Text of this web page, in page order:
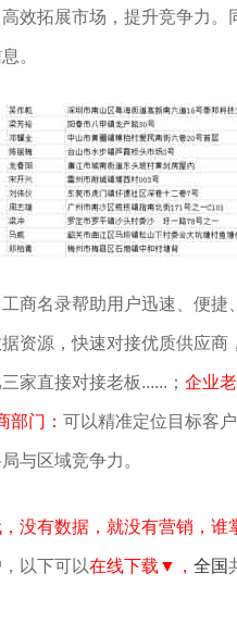
效拓展市场，提升竞争力
。
商名录帮助用户迅速、便
资源，快速对接优质供应商
家直接对接老板......； 企业老
部门： 可以精准定位目标客
与区域竞争力。
没有数据，就没有营销，谁
以下可以在线下载▼， 全国